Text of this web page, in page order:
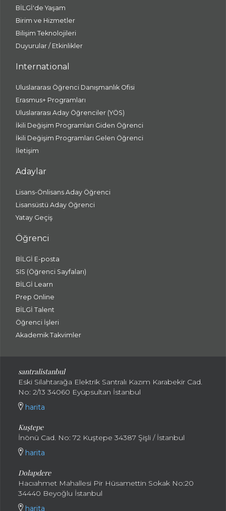
BİLGİ'de Yaşam
Birim ve Hizmetler
Bilişim Teknolojileri
Duyurular / Etkinlikler
International
Uluslararası Öğrenci Danışmanlık Ofisi
Erasmus+ Programları
Uluslararası Aday Öğrenciler (YÖS)
İkili Değişim Programları Giden Öğrenci
İkili Değişim Programları Gelen Öğrenci
İletişim
Adaylar
Lisans-Önlisans Aday Öğrenci
Lisansüstü Aday Öğrenci
Yatay Geçiş
Öğrenci
BİLGİ E-posta
SIS (Öğrenci Sayfaları)
BİLGİ Learn
Prep Online
BİLGİ Talent
Öğrenci İşleri
Akademik Takvimler
santralistanbul
Eski Silahtarağa Elektrik Santralı Kazım Karabekir Cad.
No: 2/13 34060 Eyüpsultan İstanbul
harita
Kuştepe
İnönü Cad. No: 72 Kuştepe 34387 Şişli / İstanbul
harita
Dolapdere
Hacıahmet Mahallesi Pir Hüsamettin Sokak No:20
34440 Beyoğlu İstanbul
harita